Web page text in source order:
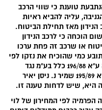
טוענת כי שווי הרכב
עליה להביא ראיות
מאז תחילת הביטוח.
הוכחה כי לרכב הנידון
או שרכב זה פחת ערכו
כמי שהוכיח את נזקו לפי
המחירון של לוי יצחק (ראה בענין זה ע"א 196/88 כלל בע"מ נגד
הפועלים ואח' פד"י מו (1) 756, וכן ע"א 195/89 שמיר נ. ניסן יאיר
הפרמיה לפי המחירון של לוי